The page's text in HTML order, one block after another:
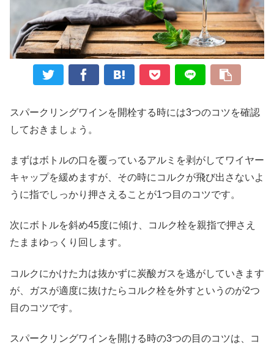
スパークリングワインを開栓する時には3つのコツを確認
しておきましょう。
まずはボトルの口を覆っているアルミを剥がしてワイヤー
キャップを緩めますが、その時にコルクが飛び出さないよ
うに指でしっかり押さえることが1つ目のコツです。
次にボトルを斜め45度に傾け、コルク栓を親指で押さえ
たままゆっくり回します。
コルクにかけた力は抜かずに炭酸ガスを逃がしていきます
が、ガスが適度に抜けたらコルク栓を外すというのが2つ
目のコツです。
スパークリングワインを開ける時の3つの目のコツは、コ